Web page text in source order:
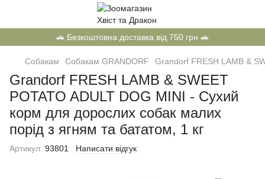
🚗 Безкоштовна доставка від 750 грн 🚗
Собакам Собакам GRANDORF Grandorf FRESH LAMB &
Grandorf FRESH LAMB & SWEET
POTATO ADULT DOG MINI - Сухий
корм для дорослих собак малих
порід з ягням та бататом, 1 кг
Артикул: 93801 Написати відгук